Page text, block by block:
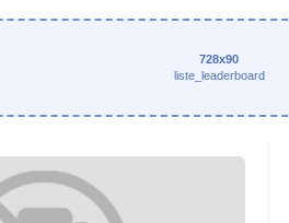
728x90
liste_leaderboard